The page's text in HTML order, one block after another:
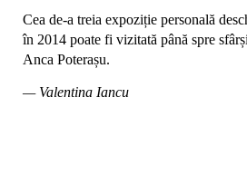
Cea de-a treia expoziție personală
în 2014 poate fi vizitată până spre
Anca Poterașu.
— Valentina Iancu